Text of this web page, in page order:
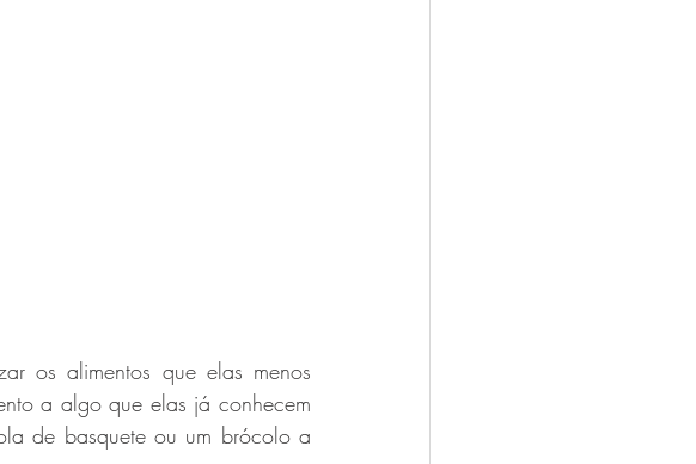
os alimentos que elas menos
a algo que elas já conhecem
de basquete ou um brócolo a